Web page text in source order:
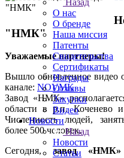
Назад
О нас
О бренде
Наша миссия
Патенты
Свидетельства
Сертификаты
Награды
Отзывы
Закупки
Видео
Новости
Назад
Новости
Статьи
"НМК"
Уважаемые партнеры!
Вышло обновленное
канале: NOVMK
Завод «НМК»
области в р.п. Коченево
Численность людей,
более 500 человек.
Сегодня,завод «НМК»